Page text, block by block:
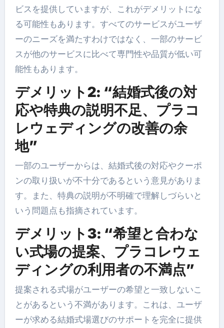
ビスを提供していますが、これがデメリットにな
る可能性もあります。すべてのサービスがユーザ
ーのニーズを満たすわけではなく、一部のサービ
スが他のサービスに比べて専門性や品質が低い可
能性もあります。
デメリット2: “結婚式後の対
応や特典の説明不足、プラコ
レウェディングの改善の余
地”
一部のユーザーからは、結婚式後の対応やクーポ
ンの取り扱いが不十分であるという意見がありま
す。また、特典の説明が不明確で理解しづらいと
いう問題点も指摘されています。
デメリット3: “希望と合わな
い式場の提案、プラコレウェ
ディングの利用者の不満点”
提案される式場がユーザーの希望と一致しないこ
とがあるという不満があります。これは、ユーザ
ーが求める結婚式場選びのサポートを完全に提供